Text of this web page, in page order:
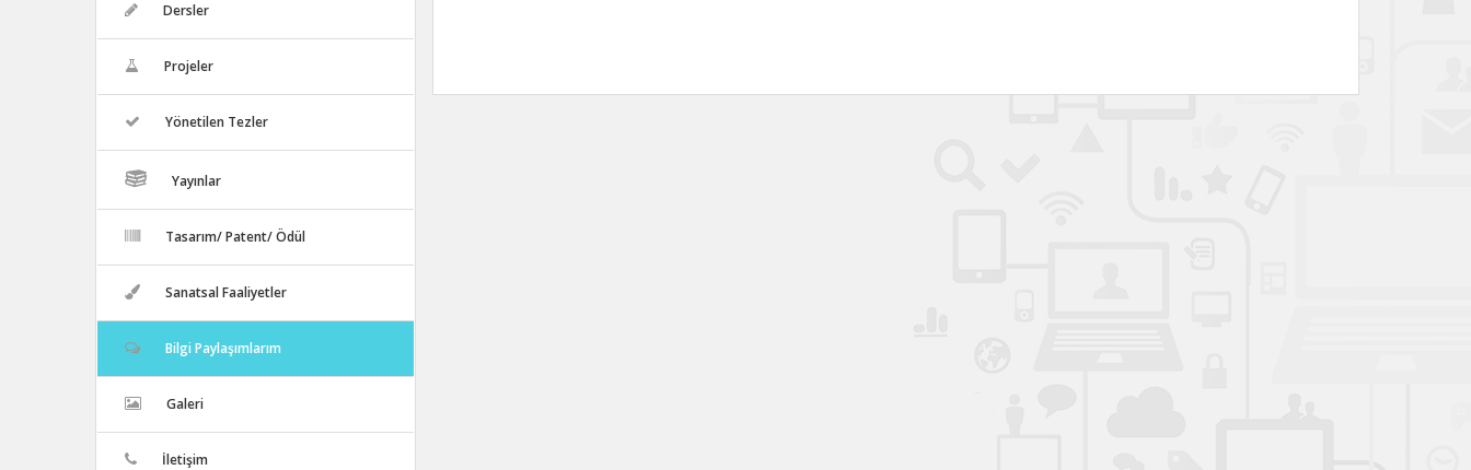
Dersler
Projeler
Yönetilen Tezler
Yayınlar
Tasarım/ Patent/ Ödül
Sanatsal Faaliyetler
Bilgi Paylaşımlarım
Galeri
İletişim